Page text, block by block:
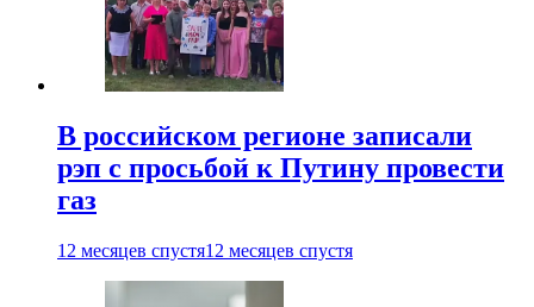
В российском регионе записали
рэп с просьбой к Путину провести
газ
12 месяцев спустя12 месяцев спустя